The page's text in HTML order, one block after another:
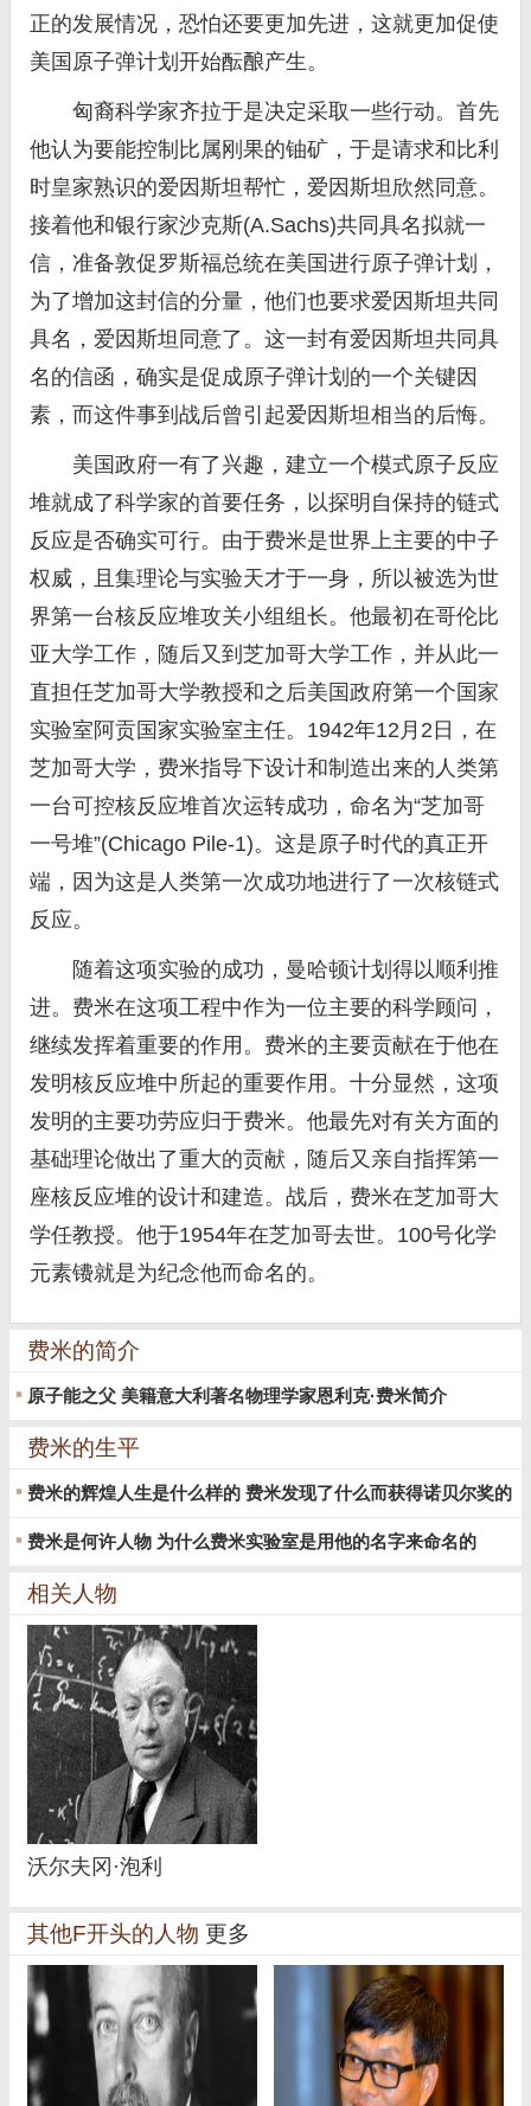
正的发展情况，恐怕还要更加先进，这就更加促使
美国原子弹计划开始酝酿产生。
匈裔科学家齐拉于是决定采取一些行动。首先
他认为要能控制比属刚果的铀矿，于是请求和比利
时皇家熟识的爱因斯坦帮忙，爱因斯坦欣然同意。
接着他和银行家沙克斯(A.Sachs)共同具名拟就一
信，准备敦促罗斯福总统在美国进行原子弹计划，
为了增加这封信的分量，他们也要求爱因斯坦共同
具名，爱因斯坦同意了。这一封有爱因斯坦共同具
名的信函，确实是促成原子弹计划的一个关键因
素，而这件事到战后曾引起爱因斯坦相当的后悔。
美国政府一有了兴趣，建立一个模式原子反应
堆就成了科学家的首要任务，以探明自保持的链式
反应是否确实可行。由于费米是世界上主要的中子
权威，且集理论与实验天才于一身，所以被选为世
界第一台核反应堆攻关小组组长。他最初在哥伦比
亚大学工作，随后又到芝加哥大学工作，并从此一
直担任芝加哥大学教授和之后美国政府第一个国家
实验室阿贡国家实验室主任。1942年12月2日，在
芝加哥大学，费米指导下设计和制造出来的人类第
一台可控核反应堆首次运转成功，命名为“芝加哥
一号堆”(Chicago Pile-1)。这是原子时代的真正开
端，因为这是人类第一次成功地进行了一次核链式
反应。
随着这项实验的成功，曼哈顿计划得以顺利推
进。费米在这项工程中作为一位主要的科学顾问，
继续发挥着重要的作用。费米的主要贡献在于他在
发明核反应堆中所起的重要作用。十分显然，这项
发明的主要功劳应归于费米。他最先对有关方面的
基础理论做出了重大的贡献，随后又亲自指挥第一
座核反应堆的设计和建造。战后，费米在芝加哥大
学任教授。他于1954年在芝加哥去世。100号化学
元素镄就是为纪念他而命名的。
费米的简介
原子能之父 美籍意大利著名物理学家恩利克·费米简介
费米的生平
费米的辉煌人生是什么样的 费米发现了什么而获得诺贝尔奖的
费米是何许人物 为什么费米实验室是用他的名字来命名的
相关人物
沃尔夫冈·泡利
其他F开头的人物 更多